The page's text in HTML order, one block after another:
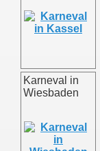
Karneval in
Wiesbaden